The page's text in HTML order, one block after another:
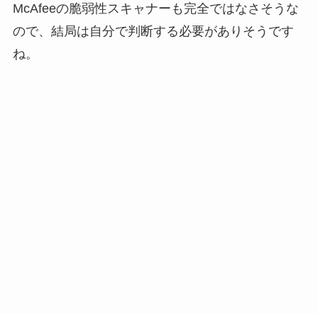
McAfeeの脆弱性スキャナーも完全ではなさそうな
ので、結局は自分で判断する必要がありそうです
ね。